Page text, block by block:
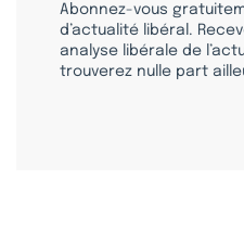
Abonnez-vous
d’actualité libéral.
analyse libérale de
trouverez nulle part